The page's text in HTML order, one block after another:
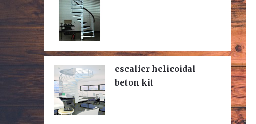
escalier helicoidal
beton kit